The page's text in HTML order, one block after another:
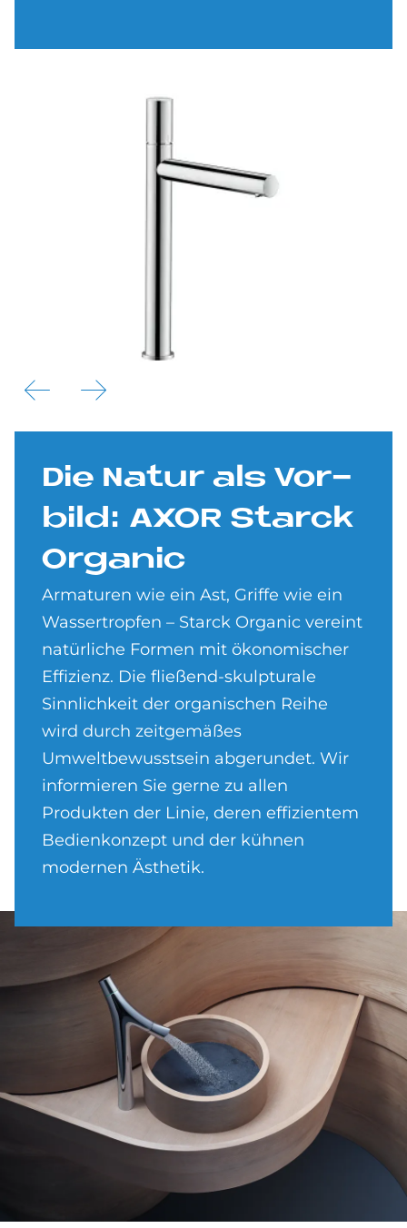
Die Na­tur als Vor­
bild: AXOR Star­ck
Or­ga­nic
Armaturen wie ein Ast, Griffe wie ein
Wassertropfen – Starck Organic vereint
natürliche Formen mit ökonomischer
Effizienz. Die fließend-skulpturale
Sinnlichkeit der organischen Reihe
wird durch zeitgemäßes
Umweltbewusstsein abgerundet. Wir
informieren Sie gerne zu allen
Produkten der Linie, deren effizientem
Bedienkonzept und der kühnen
modernen Ästhetik.